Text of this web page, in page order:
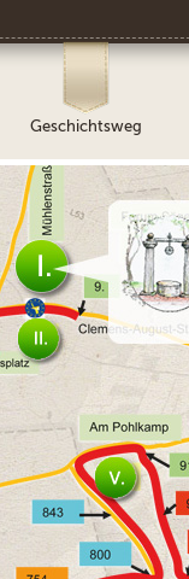
Geschichtsweg